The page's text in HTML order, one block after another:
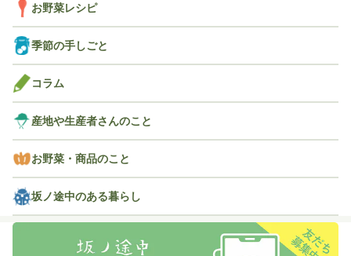
お野菜レシピ
季節の手しごと
コラム
産地や生産者さんのこと
お野菜・商品のこと
坂ノ途中のある暮らし